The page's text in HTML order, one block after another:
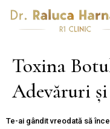
Toxina
Adevăruri
Te-ai gândit vreodată să